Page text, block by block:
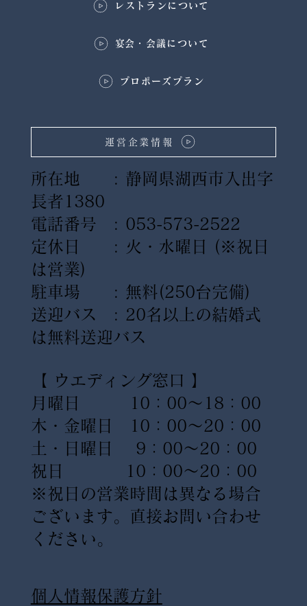
所在地 : 静岡県湖西市入出字
長者1380
電話番号 : 053-573-2522
定休日 : 火・水曜日
(※祝日
は営業)
駐車場 : 無料(250台完備)
送迎バス : 20名以上の結婚式
は無料送迎バス
​個人情報保護方針
【 ウエディング窓口 】
月曜日 10：00〜18：00
木・金曜日 10：00〜20：00
土・日曜日 9：00〜20：00
祝日 10：00〜20：00
※祝日の営業時間は異なる場合
ございます。直接お問い合わせ
ください。
運営企業情報
​宴会・会議について
プロポーズプラン
レストランについて